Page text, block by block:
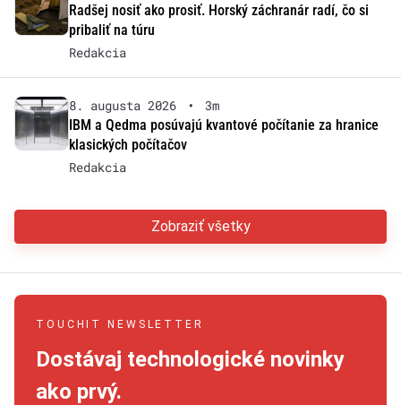
Radšej nosiť ako prosiť. Horský záchranár radí, čo si
pribaliť na túru
Redakcia
8. augusta 2026 •
3m
IBM a Qedma posúvajú kvantové počítanie za hranice
klasických počítačov
Redakcia
Zobraziť všetky
TOUCHIT NEWSLETTER
Dostávaj technologické novinky
ako prvý.